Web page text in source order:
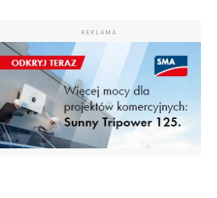
REKLAMA